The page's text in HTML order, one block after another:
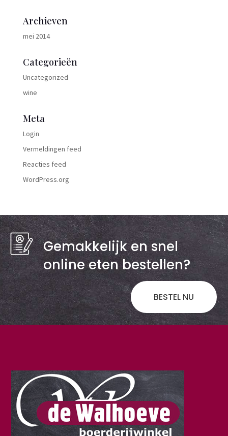
Archieven
mei 2014
Categorieën
Uncategorized
wine
Meta
Login
Vermeldingen feed
Reacties feed
WordPress.org
Gemakkelijk en snel
online eten bestellen?
BESTEL NU